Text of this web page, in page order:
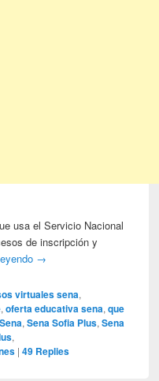
usa el Servicio Nacional
de inscripción y
→
virtuales sena,
,oferta educativa sena,que
Sena,Sena Sofia Plus,Sena
,
|49 Replies